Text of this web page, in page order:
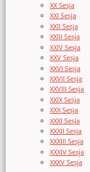
XX Sesja
XXI Sesja
XXII Sesja
XXIII Sesja
XXIV Sesja
XXV Sesja
XXVI Sesja
XXVII Sesja
XXVIII Sesja
XXIX Sesja
XXX Sesja
XXXI Sesja
XXXII Sesja
XXXIII Sesja
XXXIV Sesja
XXXV Sesja